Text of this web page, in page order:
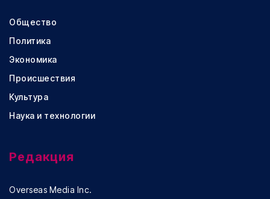
Общество
Политика
Экономика
Происшествия
Культура
Наука и технологии
Редакция
Overseas Media Inc.